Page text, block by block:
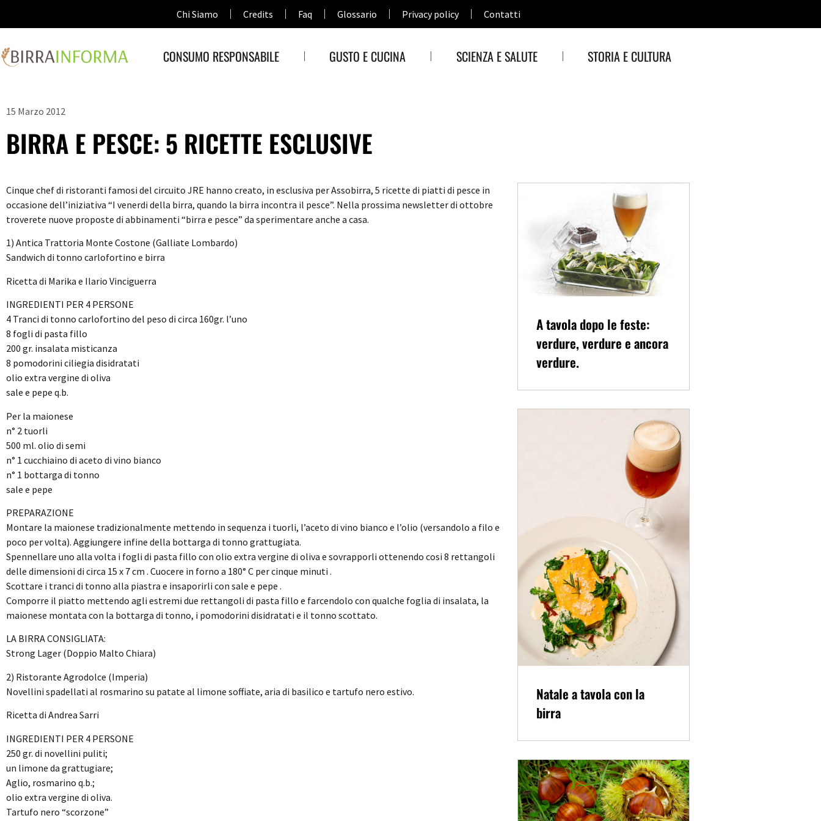
Chi Siamo Credits Faq Glossario Privacy policy Contatti
CONSUMO RESPONSABILE GUSTO E CUCINA SCIENZA E SALUTE STORIA E CULTURA
15 Marzo 2012
BIRRA E PESCE: 5 RICETTE ESCLUSIVE
Cinque chef di ristoranti famosi del circuito JRE hanno creato, in esclusiva per Assobirra, 5 ricette di piatti di pesce in
occasione dell’iniziativa “I venerdi della birra, quando la birra incontra il pesce”. Nella prossima newsletter di ottobre
troverete nuove proposte di abbinamenti “birra e pesce” da sperimentare anche a casa.
1) Antica Trattoria Monte Costone (Galliate Lombardo)
Sandwich di tonno carlofortino e birra
Ricetta di Marika e Ilario Vinciguerra
INGREDIENTI PER 4 PERSONE
4 Tranci di tonno carlofortino del peso di circa 160gr. l’uno
8 fogli di pasta fillo
200 gr. insalata misticanza
8 pomodorini ciliegia disidratati
olio extra vergine di oliva
sale e pepe q.b.
Per la maionese
n° 2 tuorli
500 ml. olio di semi
n° 1 cucchiaino di aceto di vino bianco
n° 1 bottarga di tonno
sale e pepe
PREPARAZIONE
Montare la maionese tradizionalmente mettendo in sequenza i tuorli, l’aceto di vino bianco e l’olio (versandolo a filo e
poco per volta). Aggiungere infine della bottarga di tonno grattugiata.
Spennellare uno alla volta i fogli di pasta fillo con olio extra vergine di oliva e sovrapporli ottenendo cosi 8 rettangoli
delle dimensioni di circa 15 x 7 cm . Cuocere in forno a 180° C per cinque minuti .
Scottare i tranci di tonno alla piastra e insaporirli con sale e pepe .
Comporre il piatto mettendo agli estremi due rettangoli di pasta fillo e farcendolo con qualche foglia di insalata, la
maionese montata con la bottarga di tonno, i pomodorini disidratati e il tonno scottato.
LA BIRRA CONSIGLIATA:
Strong Lager (Doppio Malto Chiara)
2) Ristorante Agrodolce (Imperia)
Novellini spadellati al rosmarino su patate al limone soffiate, aria di basilico e tartufo nero estivo.
Ricetta di Andrea Sarri
INGREDIENTI PER 4 PERSONE
250 gr. di novellini puliti;
un limone da grattugiare;
Aglio, rosmarino q.b.;
olio extra vergine di oliva.
Tartufo nero “scorzone”
A tavola dopo le feste:
verdure, verdure e ancora
verdure.
Natale a tavola con la
birra